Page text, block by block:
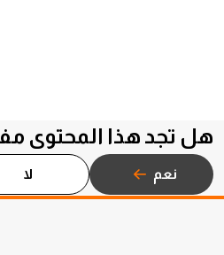
هل تجد هذا المحتوى
نعم لا